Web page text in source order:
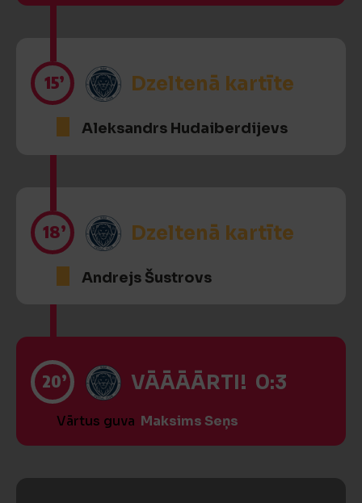
15’ Dzeltenā kartīte
Aleksandrs Hudaiberdijevs
18’ Dzeltenā kartīte
Andrejs Šustrovs
20’ VĀĀĀĀRTI! 0:3
Vārtus guva Maksims Seņs